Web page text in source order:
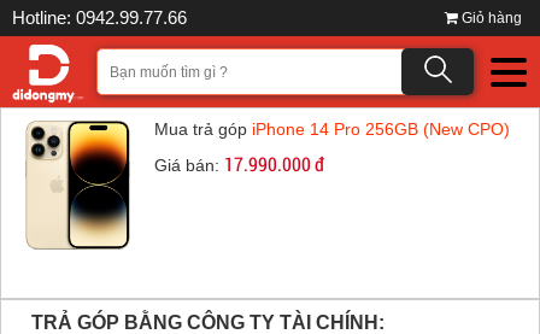
Hotline: 0942.99.77.66 Giỏ hàng
Mua trả góp iPhone 14 Pro 256GB (New CPO)
Giá bán: 17.990.000 đ
TRẢ GÓP BẰNG CÔNG TY TÀI CHÍNH: